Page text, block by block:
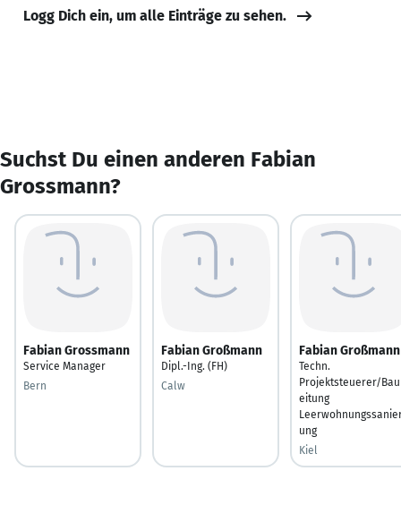
Logg Dich ein, um alle Einträge zu sehen.
Suchst Du einen anderen Fabian
Grossmann?
Fabian Grossmann
Service Manager
Bern
Fabian Großmann
Dipl.-Ing. (FH)
Calw
Fabian Großmann
Techn.
Projektsteuerer/
eitung
ung
Kiel